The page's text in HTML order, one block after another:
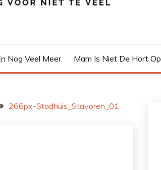
Nog Veel Meer Mam Is Niet De Hort Op
266px-Stadhuis_Stavoren_01